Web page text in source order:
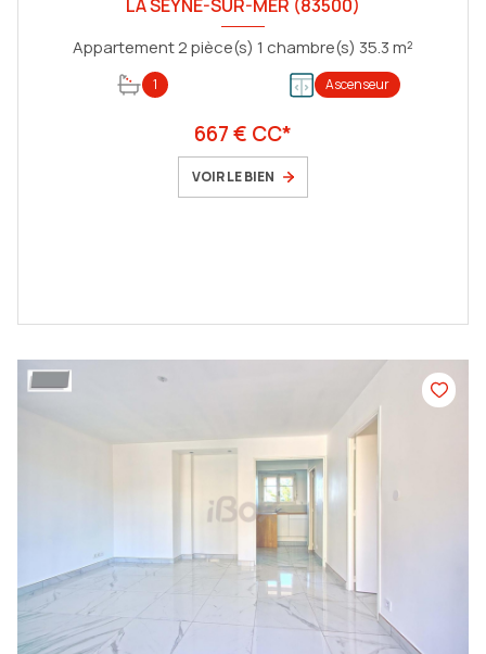
LA SEYNE-SUR-MER (83500)
Appartement 2 pièce(s) 1 chambre(s) 35.3 m²
1 Ascenseur
667 € CC*
VOIR LE BIEN